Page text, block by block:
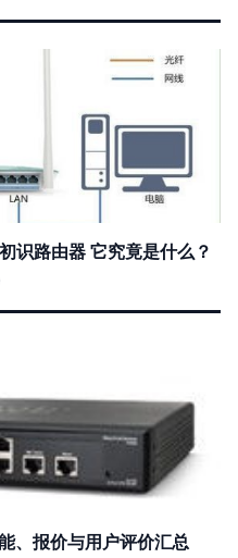
识路由器 它究竟是什么？
、报价与用户评价汇总